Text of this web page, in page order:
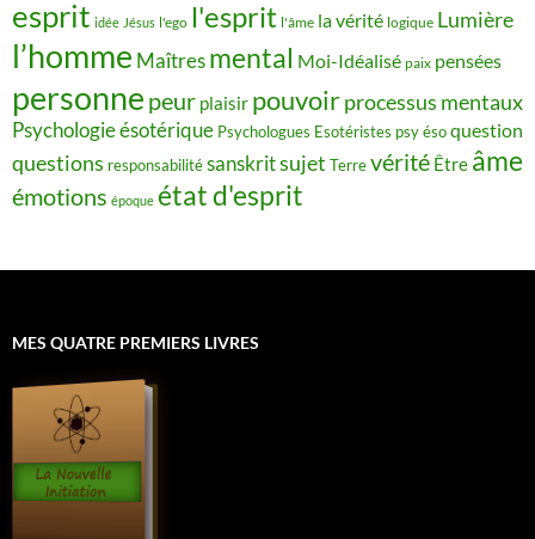
esprit idée Jésus l'ego l'esprit l'âme la vérité logique Lumière
l’homme Maîtres mental Moi-Idéalisé paix pensées
personne peur plaisir pouvoirprocessus mentaux
Psychologie ésotérique Psychologues Esotéristes psy ésoquestion
questions responsabilitésanskritsujet Terrevérité Être âme
émotions époque état d'esprit
MES QUATRE PREMIERS LIVRES